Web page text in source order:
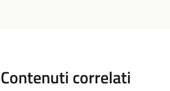
Contenuti correlati